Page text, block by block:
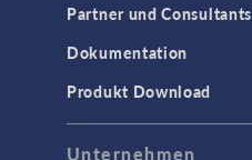
Partner und Consultants
Dokumentation
Produkt Download
Unternehmen